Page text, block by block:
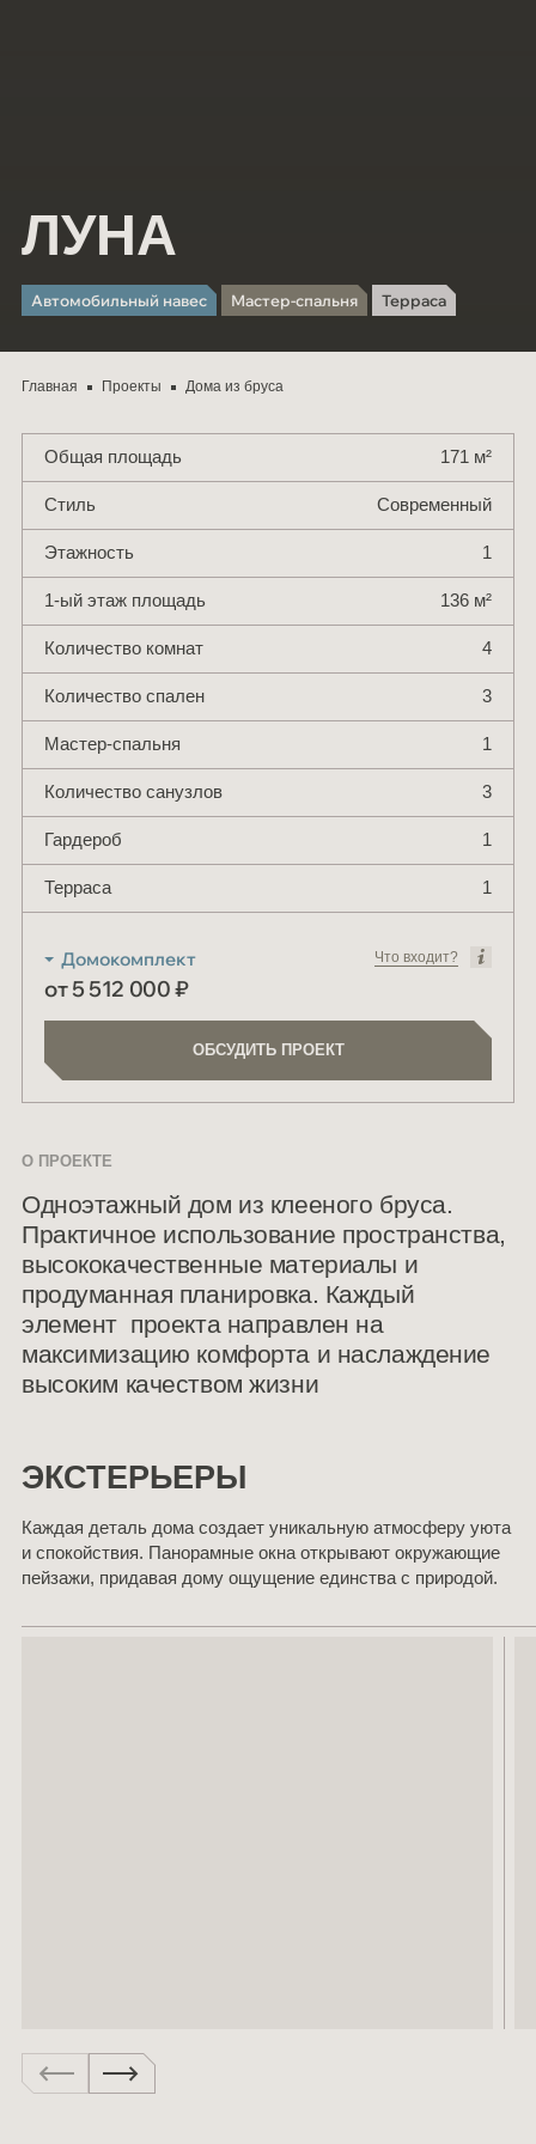
ЛУНА
Автомобильный навес Мастер-спальня Терраса
Главная Проекты Дома из бруса
Общая площадь 171 м²
Стиль Современный
Этажность 1
1-ый этаж площадь 136 м²
Количество комнат 4
Количество спален 3
Мастер-спальня 1
Количество санузлов 3
Гардероб 1
Терраса 1
от 5 512 000 ₽
Что входит?
ОБСУДИТЬ ПРОЕКТ
ОБСУДИТЬ ПРОЕКТ
О ПРОЕКТЕ
Одноэтажный дом из клееного бруса.
Практичное использование пространства,
высококачественные материалы и
продуманная планировка. Каждый
элемент проекта направлен на
максимизацию комфорта и наслаждение
высоким качеством жизни
ЭКСТЕРЬЕРЫ
Каждая деталь дома создает уникальную атмосферу уюта
и спокойствия. Панорамные окна открывают окружающие
пейзажи, придавая дому ощущение единства с природой.